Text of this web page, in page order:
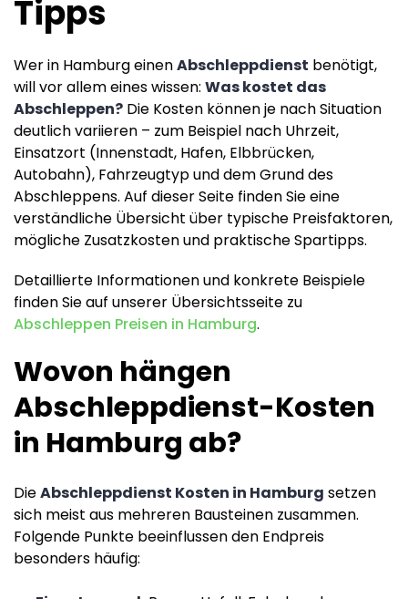
Tipps
Wer in Hamburg einenAbschleppdienst benötigt,
will vor allem eines wissen:Was kostet das
Abschleppen? Die Kosten können je nach Situation
deutlich variieren – zum Beispiel nach Uhrzeit,
Einsatzort (Innenstadt, Hafen, Elbbrücken,
Autobahn), Fahrzeugtyp und dem Grund des
Abschleppens. Auf dieser Seite finden Sie eine
verständliche Übersicht über typische Preisfaktoren,
mögliche Zusatzkosten und praktische Spartipps.
Detaillierte Informationen und konkrete Beispiele
finden Sie auf unserer Übersichtsseite zu
Abschleppen Preisen in Hamburg.
Wovon hängen
Abschleppdienst-Kosten
in Hamburg ab?
DieAbschleppdienst Kosten in Hamburg setzen
sich meist aus mehreren Bausteinen zusammen.
Folgende Punkte beeinflussen den Endpreis
besonders häufig: